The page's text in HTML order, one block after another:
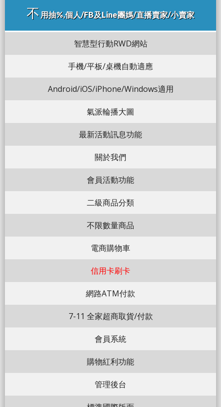
不 用抽%,個人/FB及Line團媽/直播賣家/小賣家
智慧型行動RWD網站
手機/平板/桌機自動適應
Android/iOS/iPhone/Windows適用
氣派輪播大圖
最新活動訊息功能
關於我們
會員活動功能
二級商品分類
不限數量商品
電商購物車
信用卡刷卡
網路ATM付款
7-11 全家超商取貨/付款
會員系統
購物紅利功能
管理後台